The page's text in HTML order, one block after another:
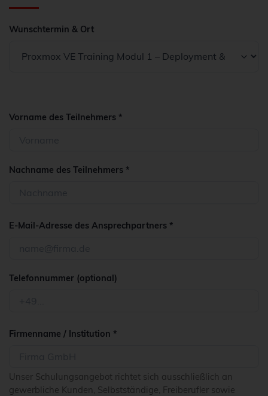
Wunschtermin & Ort
Vorname des Teilnehmers *
Nachname des Teilnehmers *
E-Mail-Adresse des Ansprechpartners *
Telefonnummer (optional)
Firmenname / Institution *
Unser Schulungsangebot richtet sich ausschließlich an
gewerbliche Kunden, Selbstständige, Freiberufler sowie